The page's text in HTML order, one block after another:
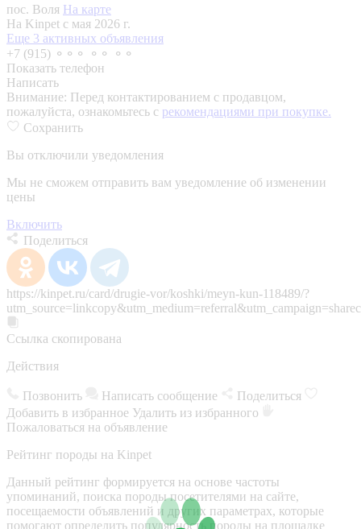
пос. Воля На карте
На Kinpet c мая 2026 г.
Еще 3 активных объявления
+7 (915) ⚬⚬⚬ ⚬⚬ ⚬⚬
Показать телефон
Написать
Внимание: Перед контактированием с продавцом,
пожалуйста, ознакомьтесь с рекомендациями при покупке.
Сохранить
Вы отключили уведомления
Мы не сможем отправить вам уведомление об изменении
цены
Включить
Поделиться
https://kinpet.ru/card/drugie-vor/koshki/meyn-kun-118489/?
Ссылка скопирована
Действия
Позвонить Написать сообщение
Поделиться
Добавить в избранное Удалить из избранного
Пожаловаться на объявление
Рейтинг породы на Kinpet
Данный рейтинг формируется на основе частоты
упоминаний, поиска породы посетителями на сайте,
посещаемости объявлений и других параметрах, которые
помогают определить популярность породы на площадке